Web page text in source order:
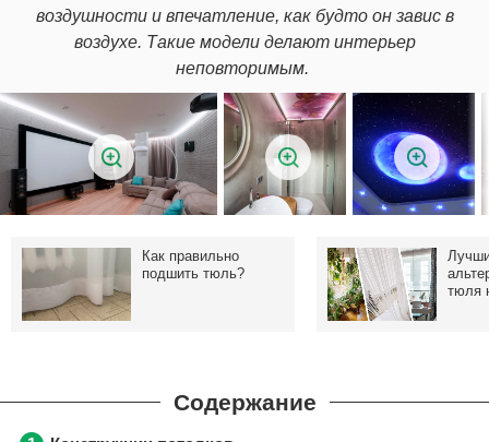
воздушности и впечатление, как будто он завис в
воздухе. Такие модели делают интерьер
неповторимым.
Как правильно
подшить тюль?
тюля